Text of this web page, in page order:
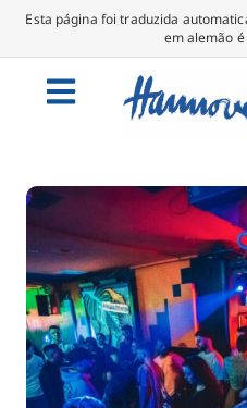
Esta página foi traduzida
em alemão